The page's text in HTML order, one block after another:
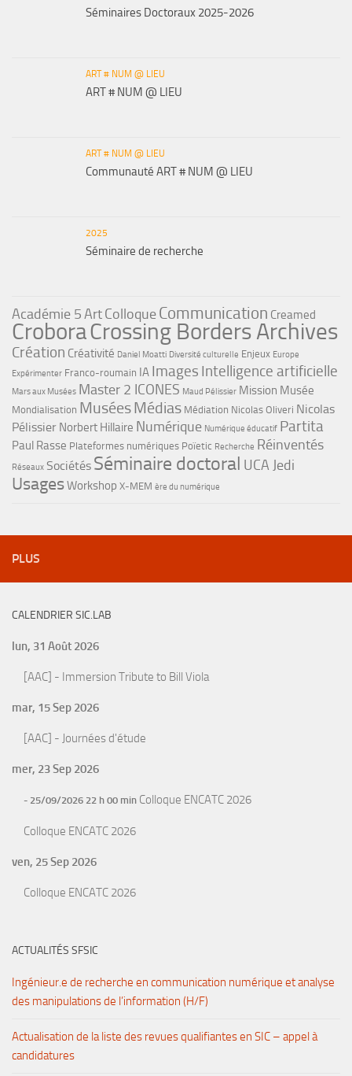
Séminaires Doctoraux 2025-2026
ART # NUM @ LIEU
ART # NUM @ LIEU
ART # NUM @ LIEU
Communauté ART # NUM @ LIEU
2025
Séminaire de recherche
Académie 5ArtColloqueCommunication Creamed
CroboraCrossing Borders Archives
Création Créativité Daniel Moatti Diversité culturelle Enjeux Europe
Expérimenter Franco-roumain IA Images Intelligence artificielle
Mars aux Musées Master 2 ICONES Maud Pélissier Mission Musée
Mondialisation MuséesMédias Médiation Nicolas Oliveri Nicolas
Pélissier Norbert Hillaire Numérique Numérique éducatif Partita
Paul Rasse Plateformes numériques Poïetic Recherche Réinventés
Réseaux Sociétés Séminaire doctoral UCA Jedi
UsagesWorkshop X-MEM ère du numérique
PLUS
CALENDRIER SIC.LAB
lun, 31 Août 2026
[AAC] - Immersion Tribute to Bill Viola
mar, 15 Sep 2026
[AAC] - Journées d'étude
mer, 23 Sep 2026
- 25/09/2026 22 h 00 min Colloque ENCATC 2026
Colloque ENCATC 2026
ven, 25 Sep 2026
Colloque ENCATC 2026
ACTUALITÉS SFSIC
Ingénieur.e de recherche en communication numérique et analyse
des manipulations de l’information (H/F)
Actualisation de la liste des revues qualifiantes en SIC – appel à
candidatures